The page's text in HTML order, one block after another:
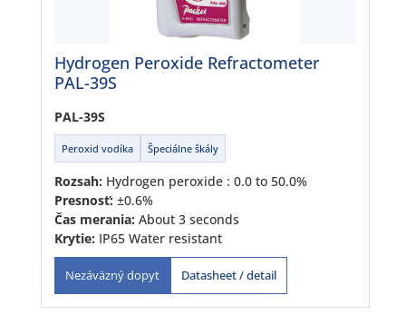
Hydrogen Peroxide Refractometer
PAL-39S
PAL-39S
Peroxid vodíka Špeciálne škály
Rozsah: Hydrogen peroxide : 0.0 to 50.0%
Presnosť: ±0.6%
Čas merania: About 3 seconds
Krytie: IP65 Water resistant
Nezáväzný dopyt Datasheet / detail